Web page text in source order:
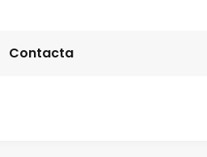
Contacta